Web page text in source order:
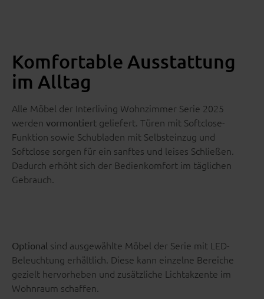
Komfortable Ausstattung
im Alltag
Alle Möbel der Interliving Wohnzimmer Serie 2025
werden vormontiert geliefert. Türen mit Softclose-
Funktion sowie Schubladen mit Selbsteinzug und
Softclose sorgen für ein sanftes und leises Schließen.
Dadurch erhöht sich der Bedienkomfort im täglichen
Gebrauch.
Optional sind ausgewählte Möbel der Serie mit LED-
Beleuchtung erhältlich. Diese kann einzelne Bereiche
gezielt hervorheben und zusätzliche Lichtakzente im
Wohnraum schaffen.